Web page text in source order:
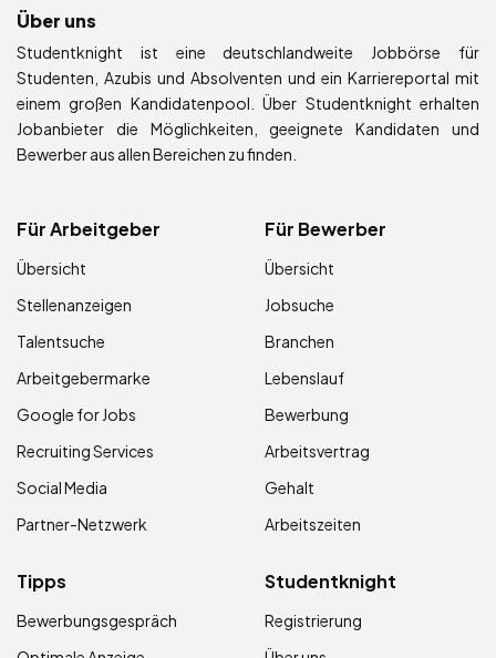
Über uns
Studentknight ist eine deutschlandweite Jobbörse für
Studenten, Azubis und Absolventen und ein Karriereportal mit
einem großen Kandidatenpool. Über Studentknight erhalten
Jobanbieter die Möglichkeiten, geeignete Kandidaten und
Bewerber aus allen Bereichen zu finden.
Für Arbeitgeber
Übersicht
Stellenanzeigen
Talentsuche
Arbeitgebermarke
Google for Jobs
Recruiting Services
Social Media
Partner-Netzwerk
Für Bewerber
Übersicht
Jobsuche
Branchen
Lebenslauf
Bewerbung
Arbeitsvertrag
Gehalt
Arbeitszeiten
Tipps
Bewerbungsgespräch
Studentknight
Registrierung